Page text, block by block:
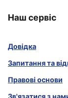
Наш сервіс
Довідка
Запитання та
Правові основи